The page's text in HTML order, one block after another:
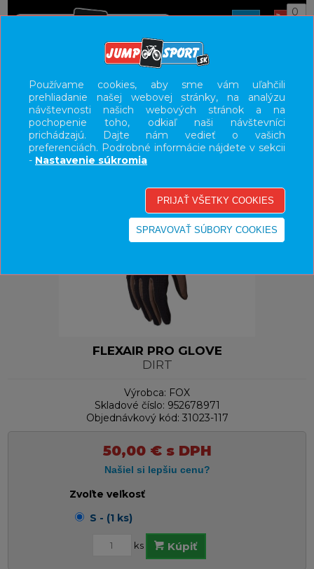
0
UŽÍVATEĽSKÝ PANEL
KATEGÓRIE
HLAVNÉ MENU
FLEXAIR PRO GLOVE
DIRT
Výrobca: FOX
Skladové číslo: 952678971
Objednávkový kód: 31023-117
50,00 €s DPH
Zvoľte veľkosť
S - (1 ks)
ks Kúpiť
Používame cookies, aby sme vám uľahčili
prehliadanie našej webovej stránky, na analýzu
návštevnosti našich webových stránok a na
pochopenie toho, odkiaľ naši návštevníci
prichádzajú. Dajte nám vedieť o vašich
preferenciách. Podrobné informácie nájdete v sekcii
- Nastavenie súkromia